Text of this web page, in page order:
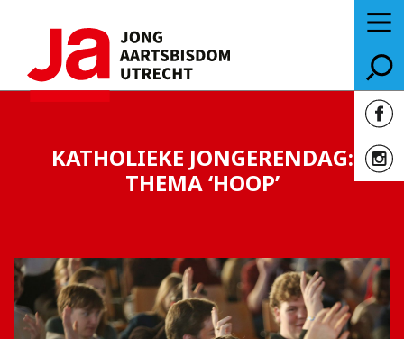
KATHOLIEKE JONGERENDAG:
THEMA ‘HOOP’